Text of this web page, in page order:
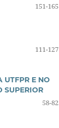
151-165
111-127
UTFPR E NO
SUPERIOR
58-82